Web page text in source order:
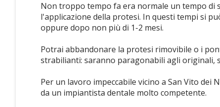
Non troppo tempo fa era normale un tempo
l'applicazione della protesi. In questi tempi si
oppure dopo non più di 1-2 mesi.
Potrai abbandonare la protesi rimovibile o i
strabilianti: saranno paragonabili agli originali,
Per un lavoro impeccabile vicino a San Vito
da un impiantista dentale molto competente.